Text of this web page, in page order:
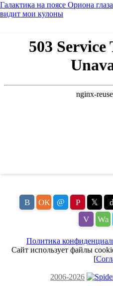
Галактика на поясе Ориона
видит мои кулоны
В ОК @ P 𝕏
V
Wa
Политика
Сайт использует файлы
[
2006-2026